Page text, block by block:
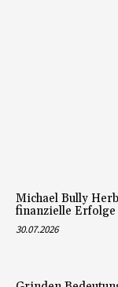
Michael Bully
finanzielle Erfolge
30.07.2026